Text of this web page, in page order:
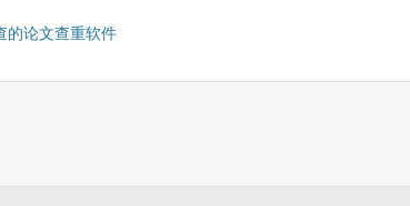
的论文查重软件